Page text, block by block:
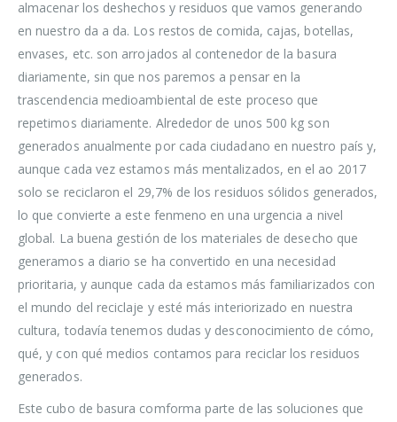
almacenar los deshechos y residuos que vamos generando
en nuestro da a da. Los restos de comida, cajas, botellas,
envases, etc. son arrojados al contenedor de la basura
diariamente, sin que nos paremos a pensar en la
trascendencia medioambiental de este proceso que
repetimos diariamente. Alrededor de unos 500 kg son
generados anualmente por cada ciudadano en nuestro país y,
aunque cada vez estamos más mentalizados, en el ao 2017
solo se reciclaron el 29,7% de los residuos sólidos generados,
lo que convierte a este fenmeno en una urgencia a nivel
global. La buena gestión de los materiales de desecho que
generamos a diario se ha convertido en una necesidad
prioritaria, y aunque cada da estamos más familiarizados con
el mundo del reciclaje y esté más interiorizado en nuestra
cultura, todavía tenemos dudas y desconocimiento de cómo,
qué, y con qué medios contamos para reciclar los residuos
generados.
Este cubo de basura comforma parte de las soluciones que